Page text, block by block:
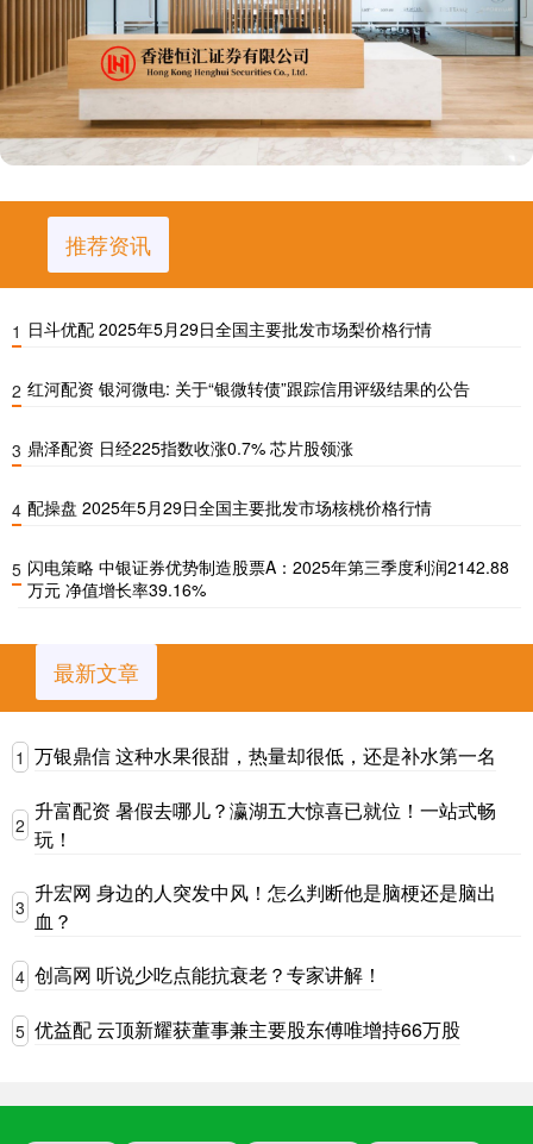
推荐资讯
1 日斗优配 2025年5月29日全国主要批发市场梨价格行情
2 红河配资 银河微电: 关于“银微转债”跟踪信用评级结果的公告
3 鼎泽配资 日经225指数收涨0.7% 芯片股领涨
4 配操盘 2025年5月29日全国主要批发市场核桃价格行情
5 闪电策略 中银证券优势制造股票A：2025年第三季度利润2142.88
万元 净值增长率39.16%
最新文章
1 万银鼎信 这种水果很甜，热量却很低，还是补水第一名
2
升富配资 暑假去哪儿？瀛湖五大惊喜已就位！一站式畅
玩！
3
升宏网 身边的人突发中风！怎么判断他是脑梗还是脑出
血？
4 创高网 听说少吃点能抗衰老？专家讲解！
5 优益配 云顶新耀获董事兼主要股东傅唯增持66万股